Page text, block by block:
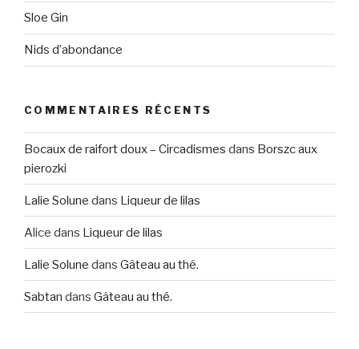
Sloe Gin
Nids d’abondance
COMMENTAIRES RÉCENTS
Bocaux de raifort doux – Circadismes dans Borszc aux
pierozki
Lalie Solune dans Liqueur de lilas
Alice dans Liqueur de lilas
Lalie Solune dans Gâteau au thé.
Sabtan dans Gâteau au thé.